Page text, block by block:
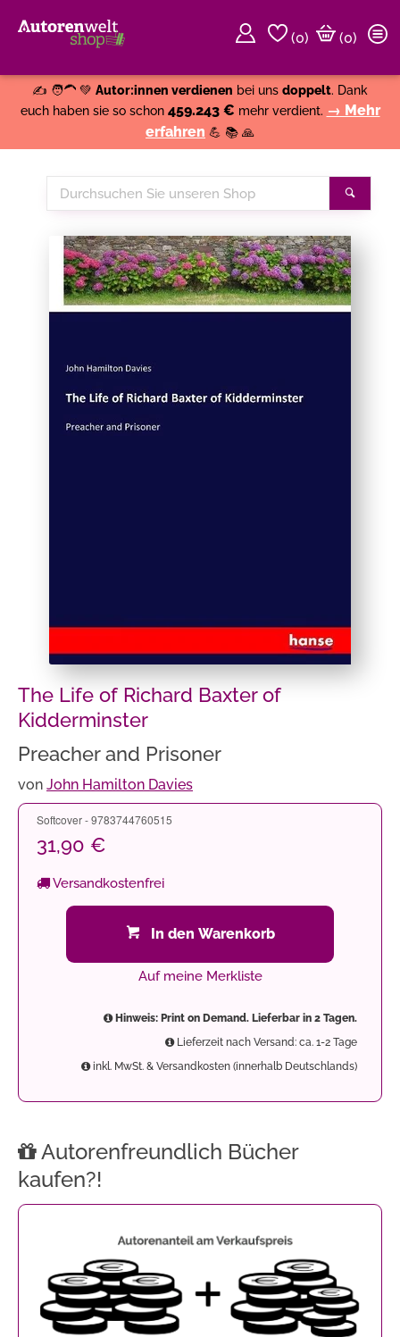
(0)
(0)
✍️ 🧑‍🦱 💚 Autor:innen verdienen bei uns doppelt. Dank
euch haben sie so schon 459.243 € mehr verdient. → Mehr
erfahren 💪 📚 🙏
Durchsuchen
Sie
Shop
The Life of Richard Baxter of
Kidderminster
Preacher and Prisoner
von John Hamilton Davies
Softcover - 9783744760515
31,90 €
Versandkostenfrei
In den Warenkorb
Auf meine Merkliste
Hinweis: Print on Demand. Lieferbar in 2 Tagen.
Lieferzeit nach Versand: ca. 1-2 Tage
inkl. MwSt. & Versandkosten (innerhalb Deutschlands)
Autorenfreundlich Bücher
kaufen?!